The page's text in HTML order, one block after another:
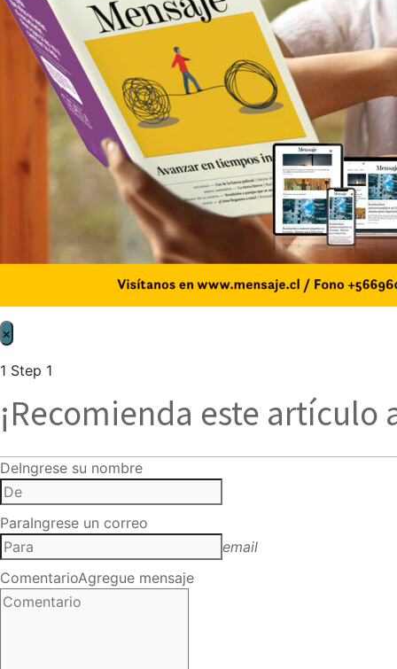
×
1 Step 1
¡Recomienda este artículo
DeIngrese su nombre
ParaIngrese un correo
email
ComentarioAgregue mensaje